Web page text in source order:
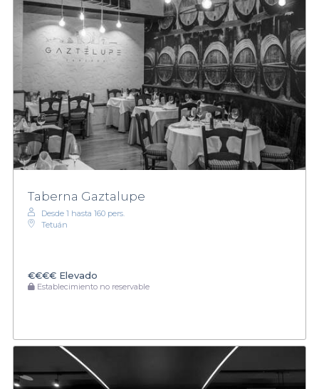
Taberna Gaztalupe
Desde 1 hasta 160 pers.
Tetuán
€€€€ Elevado
Establecimiento no reservable